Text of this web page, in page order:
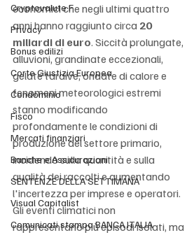
Cryptovalute F
Privacy
Bonus edilizi
Corte Giustizia Europea
Condominio
Fisco
Mercati finanziari
Banche e Assicurazioni
SENTENZE DELLA SETTIMANA
Visual Capitalist
Comunicati stampa BANCA ITALIA
economici che negli ultimi quattro
anni hanno raggiunto circa 20
miliardi di euro. Siccità prolungate,
alluvioni, grandinate eccezionali,
gelate tardive, ondate di calore e
fenomeni meteorologici estremi
stanno modificando
profondamente le condizioni di
produzione del settore primario,
incidendo sulla quantità e sulla
qualità dei raccolti e aumentando
l'incertezza per imprese e operatori.
Gli eventi climatici non
rappresentano più episodi isolati, ma